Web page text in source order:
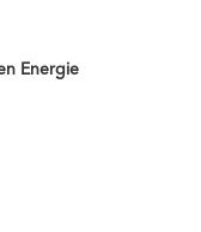
Energie